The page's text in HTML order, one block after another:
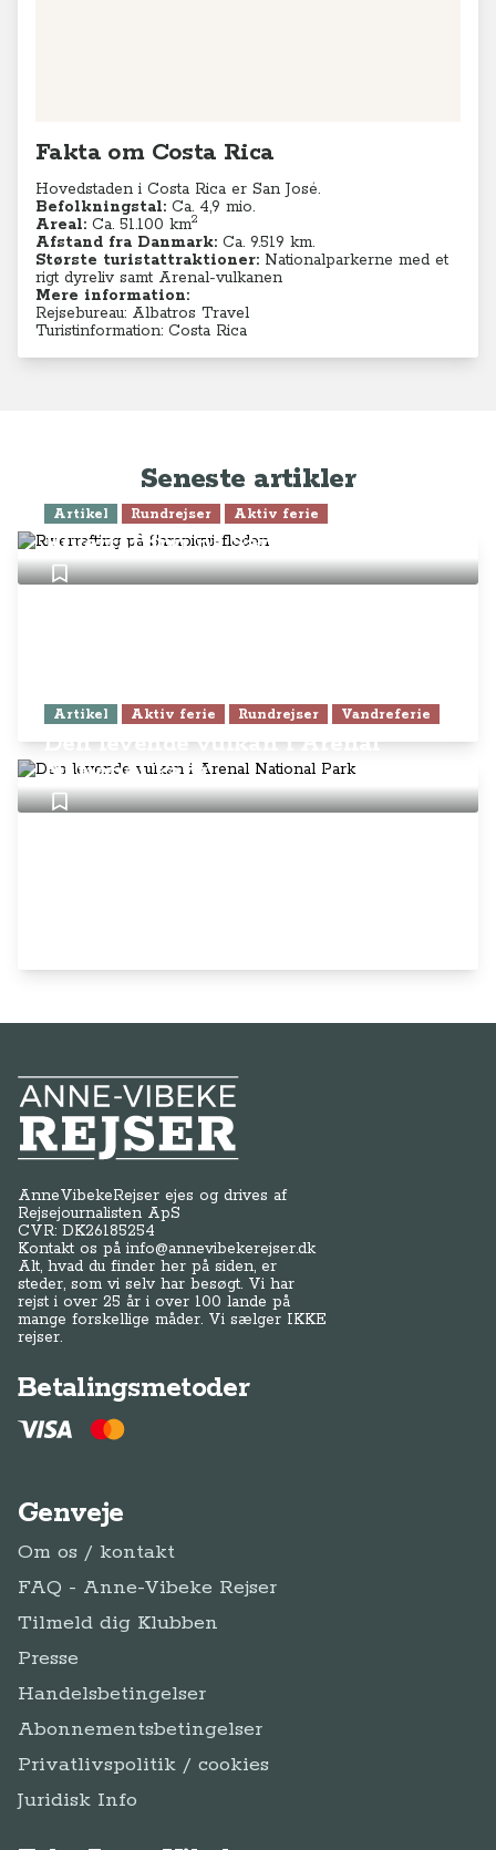
Fakta om Costa Rica
Hovedstaden i Costa Rica er San José.
Befolkningstal: Ca. 4,9 mio.
Areal: Ca. 51.100 km2
Afstand fra Danmark: Ca. 9.519 km.
Største turistattraktioner: Nationalparkerne med et
rigt dyreliv samt Arenal-vulkanen
Mere information:
Rejsebureau: Albatros Travel
Turistinformation: Costa Rica
Seneste artikler
Artikel Rundrejser Aktiv ferie
Riverrafting på Sarapiqui-floden
Artikel Aktiv ferie Rundrejser Vandreferie
Den levende vulkan i Arenal
National Park
Anne-Vibeke Rejser
AnneVibekeRejser ejes og drives af
Rejsejournalisten ApS
CVR: DK26185254
Kontakt os påinfo@annevibekerejser.dk
Alt, hvad du finder her på siden, er
steder, som vi selv har besøgt. Vi har
rejst i over 25 år i over 100 lande på
mange forskellige måder. Vi sælger IKKE
rejser.
Betalingsmetoder
Genveje
Om os / kontakt
FAQ - Anne-Vibeke Rejser
Tilmeld dig Klubben
Presse
Handelsbetingelser
Abonnementsbetingelser
Privatlivspolitik / cookies
Juridisk Info